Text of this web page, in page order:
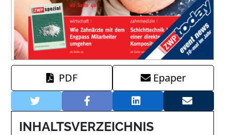
PDF Epaper
INHALTSVERZEICHNIS